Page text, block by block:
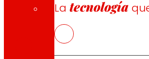
Latecnología